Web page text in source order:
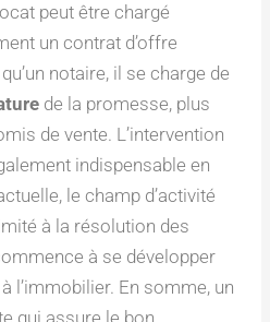
peut être chargé
un contrat d’offre
notaire, il se charge de
de la promesse, plus
de vente. L’intervention
indispensable en
le champ d’activité
à la résolution des
à se développer
l’immobilier. En somme, un